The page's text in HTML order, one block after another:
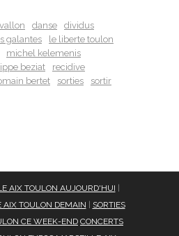
danse
dividus
galantes
le liberte toulon
michel kelemenis
beziat
recidive
bertet sorties
sortir
AIX TOULON AUJOURD'HUI
AIX TOULON DEMAIN
SORTIES
CE WEEK-END CONCERTS